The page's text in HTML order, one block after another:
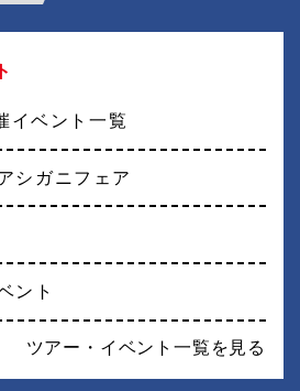
イベント一覧
シガニフェア
ント
ツアー・イベント一覧を見る